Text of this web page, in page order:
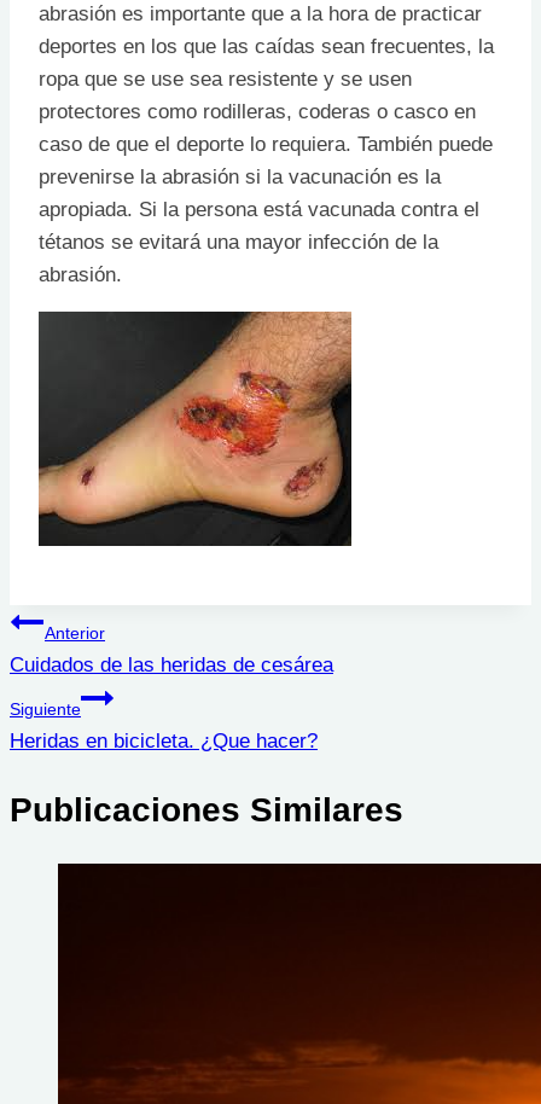
abrasión es importante que a la hora de practicar
deportes en los que las caídas sean frecuentes, la
ropa que se use sea resistente y se usen
protectores como rodilleras, coderas o casco en
caso de que el deporte lo requiera. También puede
prevenirse la abrasión si la vacunación es la
apropiada. Si la persona está vacunada contra el
tétanos se evitará una mayor infección de la
abrasión.
Navegación
de
entradas
Anterior
Cuidados de las heridas de cesárea
Siguiente
Heridas en bicicleta. ¿Que hacer?
Publicaciones Similares